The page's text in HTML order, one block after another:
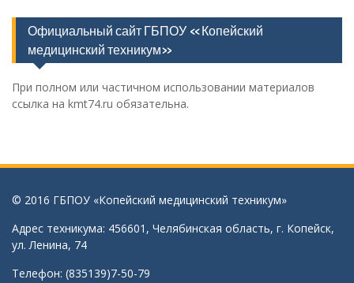
Официальный сайт ГБПОУ «Копейский
медицинский техникум»
При полном или частичном использовании материалов
ссылка на kmt74.ru обязательна.
© 2016 ГБПОУ «Копейский медицинский техникум»
Адрес техникума: 456601, Челябинская область, г. Копейск,
ул. Ленина, 74
Телефон: (835139)7-50-79